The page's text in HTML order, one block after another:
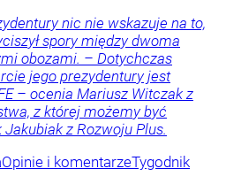
nic nie wskazuje na to,
spory między dwoma
obozami. – Dotychczas
jego prezydentury jest
– ocenia Mariusz Witczak z
z której możemy być
z Rozwoju Plus.
Opinie i komentarzeTygodnik